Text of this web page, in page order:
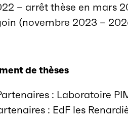
– arrêt thèse en mars
(novembre 2023 –
de thèses
: Laboratoire
: EdF les